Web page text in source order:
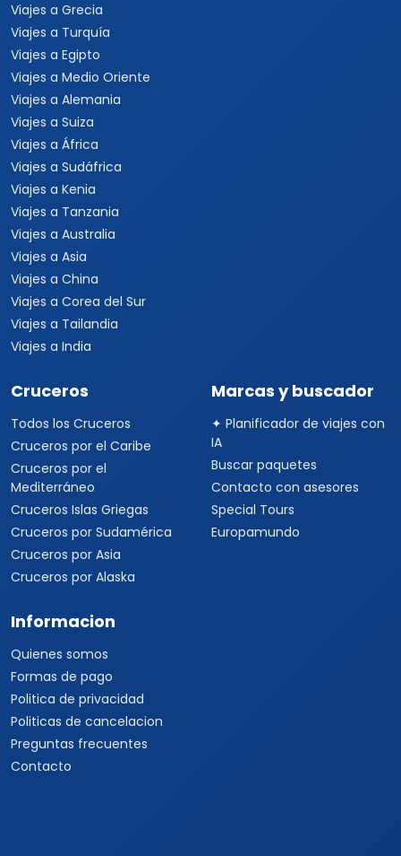
Viajes a Grecia
Viajes a Turquía
Viajes a Egipto
Viajes a Medio Oriente
Viajes a Alemania
Viajes a Suiza
Viajes a África
Viajes a Sudáfrica
Viajes a Kenia
Viajes a Tanzania
Viajes a Australia
Viajes a Asia
Viajes a China
Viajes a Corea del Sur
Viajes a Tailandia
Viajes a India
Cruceros
Todos los Cruceros
Cruceros por el Caribe
Cruceros por el
Mediterráneo
Cruceros Islas Griegas
Cruceros por Sudamérica
Cruceros por Asia
Cruceros por Alaska
Marcas y buscador
✦ Planificador de viajes con
IA
Buscar paquetes
Contacto con asesores
Special Tours
Europamundo
Informacion
Quienes somos
Formas de pago
Politica de privacidad
Politicas de cancelacion
Preguntas frecuentes
Contacto